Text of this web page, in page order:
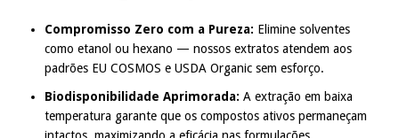
Compromisso Zero com a Pureza: Elimine solventes
como etanol ou hexano — nossos extratos atendem aos
padrões EU COSMOS e USDA Organic sem esforço.
Biodisponibilidade Aprimorada: A extração em baixa
temperatura garante que os compostos ativos permaneçam
intactos, maximizando a eficácia nas formulações.